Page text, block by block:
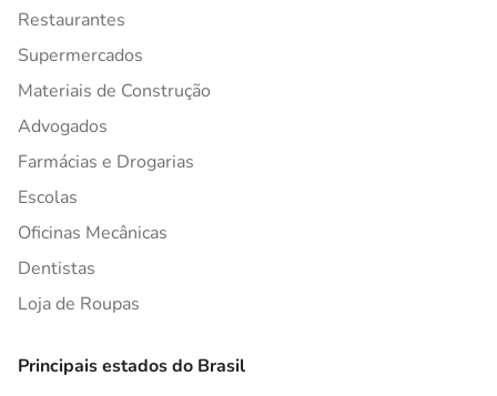
Restaurantes
Supermercados
Materiais de Construção
Advogados
Farmácias e Drogarias
Escolas
Oficinas Mecânicas
Dentistas
Loja de Roupas
Principais estados do Brasil